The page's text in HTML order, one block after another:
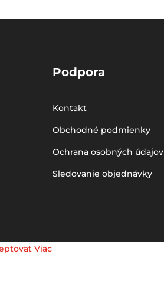
Podpora
Kontakt
Obchodné podmienky
Ochrana osobných údajov
Sledovanie objednávky
Viac